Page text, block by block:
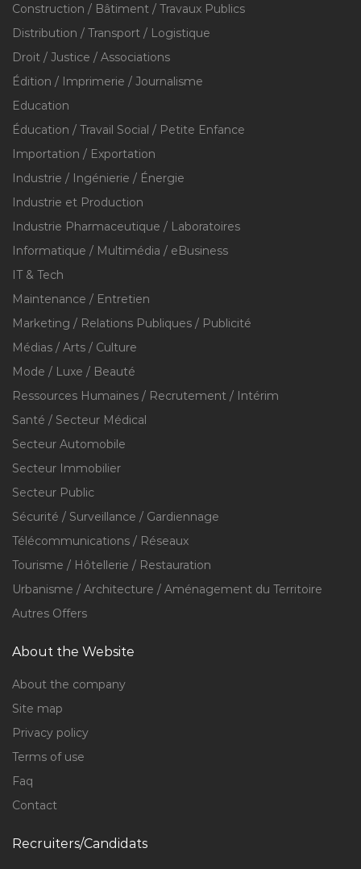
Construction / Bâtiment / Travaux Publics
Distribution / Transport / Logistique
Droit / Justice / Associations
Édition / Imprimerie / Journalisme
Education
Éducation / Travail Social / Petite Enfance
Importation / Exportation
Industrie / Ingénierie / Énergie
Industrie et Production
Industrie Pharmaceutique / Laboratoires
Informatique / Multimédia / eBusiness
IT & Tech
Maintenance / Entretien
Marketing / Relations Publiques / Publicité
Médias / Arts / Culture
Mode / Luxe / Beauté
Ressources Humaines / Recrutement / Intérim
Santé / Secteur Médical
Secteur Automobile
Secteur Immobilier
Secteur Public
Sécurité / Surveillance / Gardiennage
Télécommunications / Réseaux
Tourisme / Hôtellerie / Restauration
Urbanisme / Architecture / Aménagement du Territoire
Autres Offers
About the Website
About the company
Site map
Privacy policy
Terms of use
Faq
Contact
Recruiters/Candidats